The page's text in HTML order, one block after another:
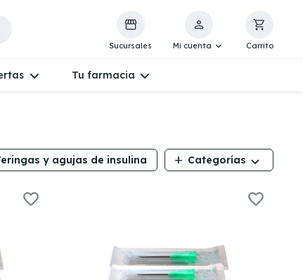
Sucursales Mi cuenta Carrito
Tu farmacia
y agujas de insulina add Categorías